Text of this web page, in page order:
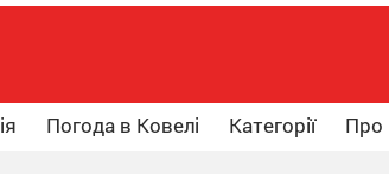
Погода в Ковелі Категорії Про